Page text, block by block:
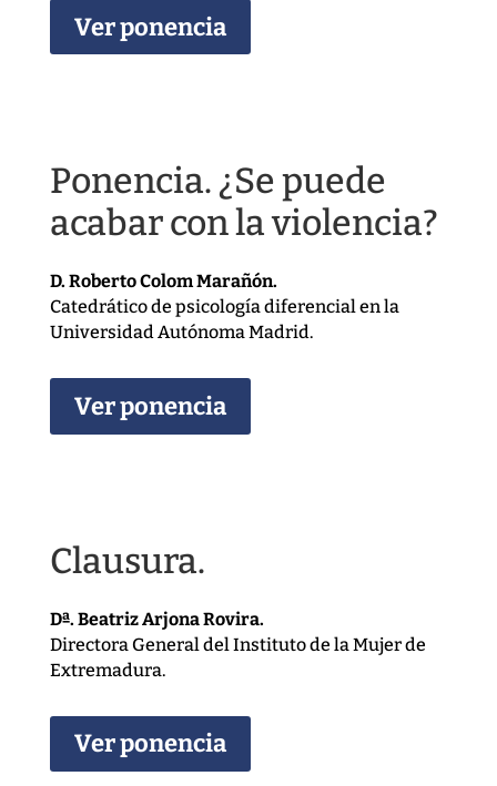
Ver ponencia
Ponencia. ¿Se puede
acabar con la violencia?
D. Roberto Colom Marañón.
Catedrático de psicología diferencial en la
Universidad Autónoma Madrid.
Ver ponencia
Clausura.
Dª. Beatriz Arjona Rovira.
Directora General del Instituto de la Mujer de
Extremadura.
Ver ponencia